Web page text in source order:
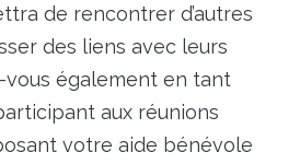
de rencontrer d’autres
des liens avec leurs
vous également en tant
aux réunions
votre aide bénévole